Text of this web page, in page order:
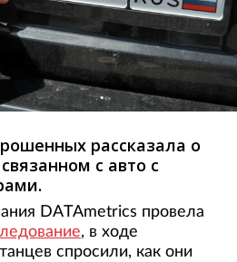
рассказала о
с авто с
DATAmetrics провела
, в ходе
спросили, как они